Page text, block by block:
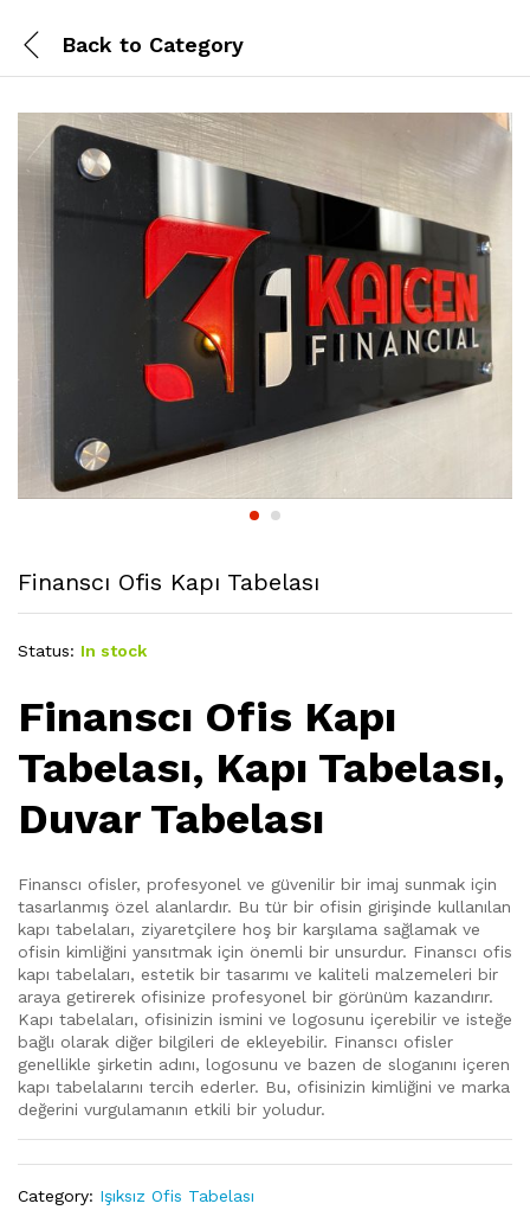
Back to Category
Finanscı Ofis Kapı Tabelası
Status: In stock
Finanscı Ofis Kapı
Tabelası, Kapı Tabelası,
Duvar Tabelası
Finanscı ofisler, profesyonel ve güvenilir bir imaj sunmak için
tasarlanmış özel alanlardır. Bu tür bir ofisin girişinde kullanılan
kapı tabelaları, ziyaretçilere hoş bir karşılama sağlamak ve
ofisin kimliğini yansıtmak için önemli bir unsurdur. Finanscı ofis
kapı tabelaları, estetik bir tasarımı ve kaliteli malzemeleri bir
araya getirerek ofisinize profesyonel bir görünüm kazandırır.
Kapı tabelaları, ofisinizin ismini ve logosunu içerebilir ve isteğe
bağlı olarak diğer bilgileri de ekleyebilir. Finanscı ofisler
genellikle şirketin adını, logosunu ve bazen de sloganını içeren
kapı tabelalarını tercih ederler. Bu, ofisinizin kimliğini ve marka
değerini vurgulamanın etkili bir yoludur.
Category: Işıksız Ofis Tabelası